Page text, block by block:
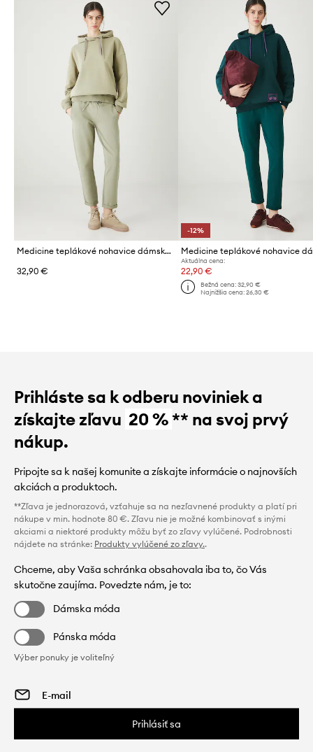
Medicine teplákové nohavice dámske bavlnené s elastanom
32,90 €
-12%
Aktuálna cena:
22,90 €
Bežná cena: 32,90 €
Najnižšia cena: 26,30 €
Prihláste sa k odberu noviniek a
získajte zľavu 20 %** na svoj prvý
nákup.
Pripojte sa k našej komunite a získajte informácie o najnovších
akciách a produktoch.
**Zľava je jednorazová, vzťahuje sa na nezľavnené produkty a platí pri
nákupe v min. hodnote 80 €. Zľavu nie je možné kombinovať s inými
akciami a niektoré produkty môžu byť zo zľavy vylúčené. Podrobnosti
nájdete na stránke: Produkty vylúčené zo zľavy..
Chceme, aby Vaša schránka obsahovala iba to, čo Vás
skutočne zaujíma. Povedzte nám, je to:
Dámska móda
Pánska móda
Výber ponuky je voliteľný
Prihlásiť sa